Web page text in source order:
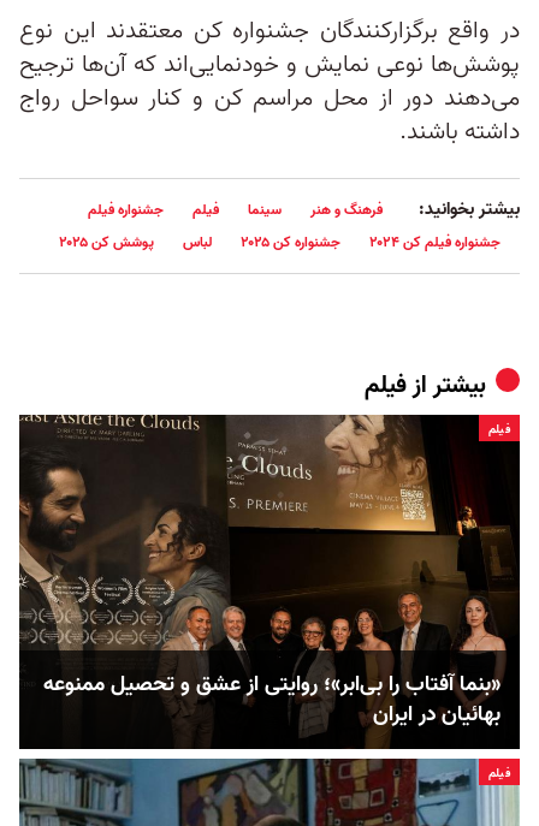
در واقع برگزار‌کنندگان جشنواره کن معتقدند این نوع
پوشش‌ها نوعی نمایش و خودنمایی‌اند که آن‌ها ترجیح
می‌دهند دور از محل مراسم کن و کنار سواحل رواج
داشته باشند.
بیشتر بخوانید: فرهنگ و هنر سینما فیلم
جشنواره فیلم
جشنواره فیلم کن ۲۰۲۴
جشنواره کن ۲۰۲۵ لباس پوشش کن ۲۰۲۵
بیشتر ازفیلم
فیلم
«بنما آفتاب را بی‌ابر»؛ روایتی از عشق و تحصیل ممنوعه
بهائیان در ایران
فیلم